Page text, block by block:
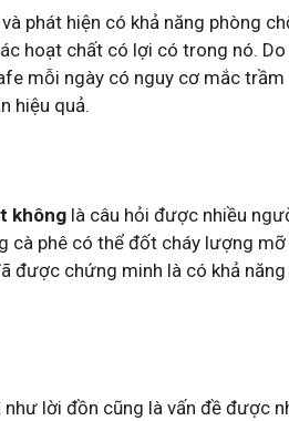
phát hiện có khả năng phòng
hoạt chất có lợi có trong nó. Do
mỗi ngày có nguy cơ mắc
hiệu quả.
không là câu hỏi được nhiều
phê có thể đốt cháy lượng
được chứng minh là có khả
lời đồn cũng là vấn đề được